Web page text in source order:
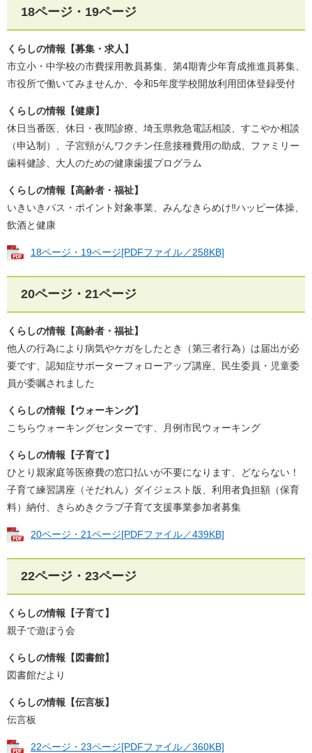
18ページ・19ページ
くらしの情報【募集・求人】
市立小・中学校の市費採用教員募集、第4期青少年育成推進員募集、
市役所で働いてみませんか、令和5年度学校開放利用団体登録受付
くらしの情報【健康】
休日当番医、休日・夜間診療、埼玉県救急電話相談、すこやか相談
（申込制）、子宮頸がんワクチン任意接種費用の助成、ファミリー
歯科健診、大人のための健康歯援プログラム
くらしの情報【高齢者・福祉】
いきいきパス・ポイント対象事業、みんなきらめけ‼ハッピー体操、
飲酒と健康
18ページ・19ページ[PDFファイル／258KB]
20ページ・21ページ
くらしの情報【高齢者・福祉】
他人の行為により病気やケガをしたとき（第三者行為）は届出が必
要です、認知症サポーターフォローアップ講座、民生委員・児童委
員が委嘱されました
くらしの情報【ウォーキング】
こちらウォーキングセンターです、月例市民ウォーキング
くらしの情報【子育て】
ひとり親家庭等医療費の窓口払いが不要になります、どならない！
子育て練習講座（そだれん）ダイジェスト版、利用者負担額（保育
料）納付、きらめきクラブ子育て支援事業参加者募集
20ページ・21ページ[PDFファイル／439KB]
22ページ・23ページ
くらしの情報【子育て】
親子で遊ぼう会
くらしの情報【図書館】
図書館だより
くらしの情報【伝言板】
伝言板
22ページ・23ページ[PDFファイル／360KB]